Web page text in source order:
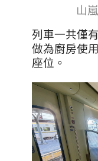
山
列車一共僅
做為廚房使
座位。